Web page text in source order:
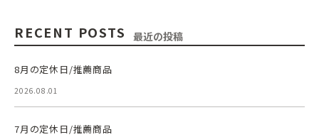
RECENT POSTS 最近の投稿
8月の定休日/推薦商品
2026.08.01
7月の定休日/推薦商品